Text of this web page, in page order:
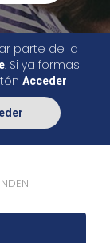
parte de la
. Si ya formas
Acceder